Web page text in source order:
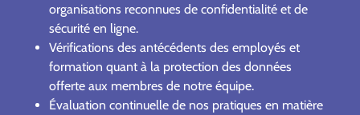
organisations reconnues de confidentialité et de
sécurité en ligne.
Vérifications des antécédents des employés et
formation quant à la protection des données
offerte aux membres de notre équipe.
Évaluation continuelle de nos pratiques en matière